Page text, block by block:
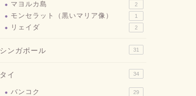
マヨルカ島 2
モンセラット（黒いマリア像） 1
リェイダ 2
シンガポール 31
タイ 34
バンコク 29